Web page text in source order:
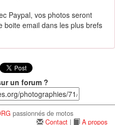
Paypal, vos photos seront
boite email dans les plus brefs
un forum ?
passionnés de motos
Contact | A propos